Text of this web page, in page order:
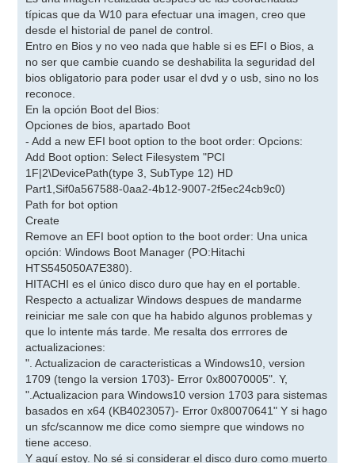
típicas que da W10 para efectuar una imagen, creo que
desde el historial de panel de control.
Entro en Bios y no veo nada que hable si es EFI o Bios, a
no ser que cambie cuando se deshabilita la seguridad del
bios obligatorio para poder usar el dvd y o usb, sino no los
reconoce.
En la opción Boot del Bios:
Opciones de bios, apartado Boot
- Add a new EFI boot option to the boot order: Opcions:
Add Boot option: Select Filesystem "PCI
1F|2\DevicePath(type 3, SubType 12) HD
Part1,Sif0a567588-0aa2-4b12-9007-2f5ec24cb9c0)
Path for bot option
Create
Remove an EFI boot option to the boot order: Una unica
opción: Windows Boot Manager (PO:Hitachi
HTS545050A7E380).
HITACHI es el único disco duro que hay en el portable.
Respecto a actualizar Windows despues de mandarme
reiniciar me sale con que ha habido algunos problemas y
que lo intente más tarde. Me resalta dos errrores de
actualizaciones:
". Actualizacion de caracteristicas a Windows10, version
1709 (tengo la version 1703)- Error 0x80070005". Y,
".Actualizacion para Windows10 version 1703 para sistemas
basados en x64 (KB4023057)- Error 0x80070641" Y si hago
un sfc/scannow me dice como siempre que windows no
tiene acceso.
Y aquí estoy. No sé si considerar el disco duro como muerto